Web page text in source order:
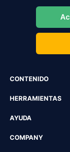
CONTENIDO
HERRAMIENTAS
AYUDA
COMPANY